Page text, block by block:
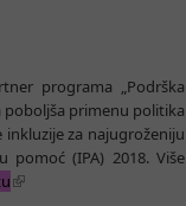
programa „Podrška
poboljša primenu politika
za najugroženiju
(IPA) 2018. Više